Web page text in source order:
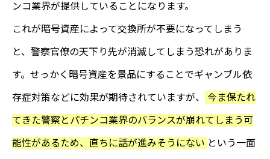
ンコ業界が提供していることになります。
これが暗号資産によって交換所が不要になってしまう
と、警察官僚の天下り先が消滅してしまう恐れがありま
す。せっかく暗号資産を景品にすることでギャンブル依
存症対策などに効果が期待されていますが、
今ま保たれ
てきた警察とパチンコ業界のバランスが崩れてしまう可
能性があるため、直ちに話が進みそうにない という一面